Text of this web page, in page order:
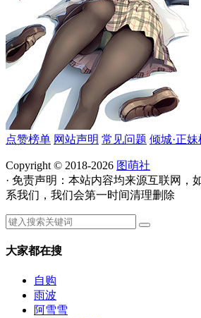
点赞榜单 网站声明 常见问题 倾城·正妹
Copyright © 2018-2026 图萌社
· 免责声明：本站内容均来源互联网，
系我们，我们会第一时间清理删除
大家都在搜
自购
雨波
阿雪雪